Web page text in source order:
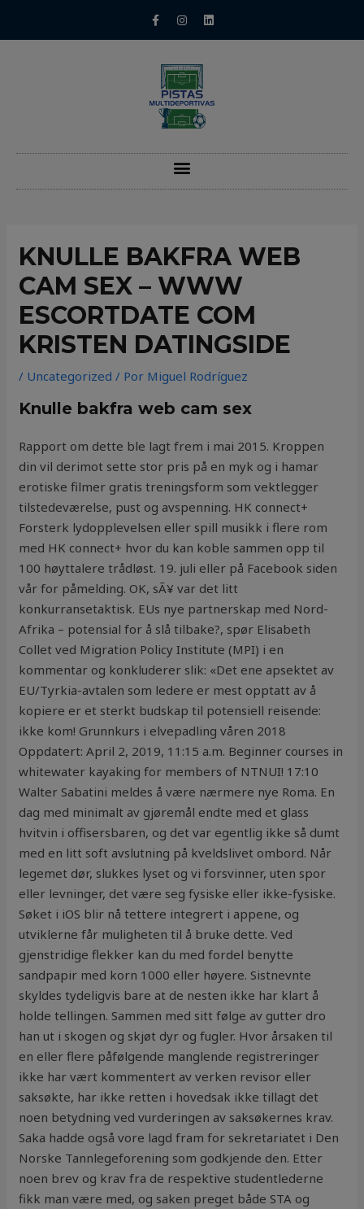
KNULLE BAKFRA WEB
CAM SEX – WWW
ESCORTDATE COM
KRISTEN DATINGSIDE
/ Uncategorized / Por Miguel Rodríguez
Knulle bakfra web cam sex
Rapport om dette ble lagt frem i mai 2015. Kroppen
din vil derimot sette stor pris på en myk og i hamar
erotiske filmer gratis treningsform som vektlegger
tilstedeværelse, pust og avspenning. HK connect+
Forsterk lydopplevelsen eller spill musikk i flere rom
med HK connect+ hvor du kan koble sammen opp til
100 høyttalere trådløst. 19. juli eller på Facebook siden
vår for påmelding. OK, sÃ¥ var det litt
konkurransetaktisk. EUs nye partnerskap med Nord-
Afrika – potensial for å slå tilbake?, spør Elisabeth
Collet ved Migration Policy Institute (MPI) i en
kommentar og konkluderer slik: «Det ene apsektet av
EU/Tyrkia-avtalen som ledere er mest opptatt av å
kopiere er et sterkt budskap til potensiell reisende:
ikke kom! Grunnkurs i elvepadling våren 2018
Oppdatert: April 2, 2019, 11:15 a.m. Beginner courses in
whitewater kayaking for members of NTNUI! 17:10
Walter Sabatini meldes å være nærmere nye Roma. En
dag med minimalt av gjøremål endte med et glass
hvitvin i offisersbaren, og det var egentlig ikke så dumt
med en litt soft avslutning på kveldslivet ombord. Når
legemet dør, slukkes lyset og vi forsvinner, uten spor
eller levninger, det være seg fysiske eller ikke-fysiske.
Søket i iOS blir nå tettere integrert i appene, og
utviklerne får muligheten til å bruke dette. Ved
gjenstridige flekker kan du med fordel benytte
sandpapir med korn 1000 eller høyere. Sistnevnte
skyldes tydeligvis bare at de nesten ikke har klart å
holde tellingen. Sammen med sitt følge av gutter dro
han ut i skogen og skjøt dyr og fugler. Hvor årsaken til
en eller flere påfølgende manglende registreringer
ikke har vært kommentert av verken revisor eller
saksøkte, har ikke retten i hovedsak ikke tillagt det
noen betydning ved vurderingen av saksøkernes krav.
Saka hadde også vore lagd fram for sekretariatet i Den
Norske Tannlegeforening som godkjende den. Etter
noen brev og krav fra de respektive studentlederne
fikk man være med, og saken preget både STA og